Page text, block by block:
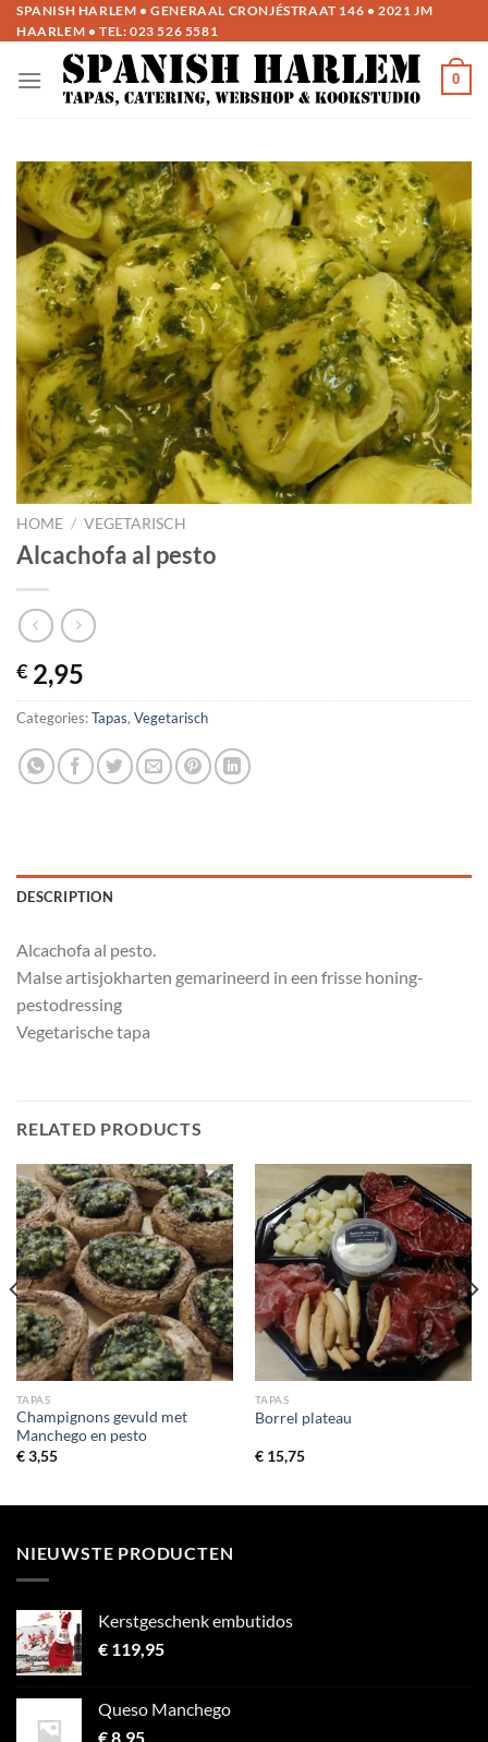
Ga
naar
SPANISH HARLEM • GENERAAL CRONJÉSTRAAT 146 • 2021 JM
HAARLEM • TEL: 023 526 5581
0
HOME / VEGETARISCH
Alcachofa al pesto
€ 2,95
Categories:Tapas, Vegetarisch
DESCRIPTION
Alcachofa al pesto.
Malse artisjokharten gemarineerd in een frisse honing-
pestodressing
Vegetarische tapa
RELATED PRODUCTS
TAPAS
Champignons gevuld met
Manchego en pesto
€3,55
TAPAS
Borrel plateau
€15,75
NIEUWSTE PRODUCTEN
Kerstgeschenk embutidos
€ 119,95
Queso Manchego
€8,95